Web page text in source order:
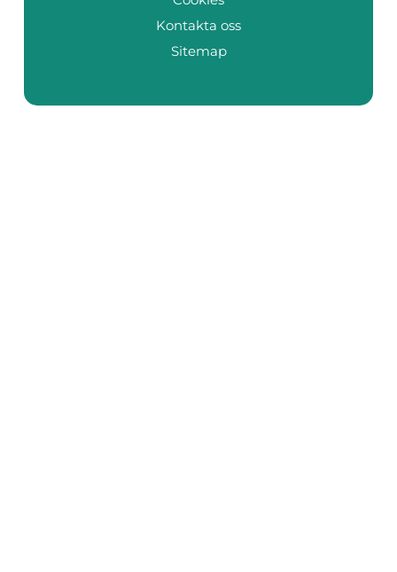
Kontakta oss
Sitemap